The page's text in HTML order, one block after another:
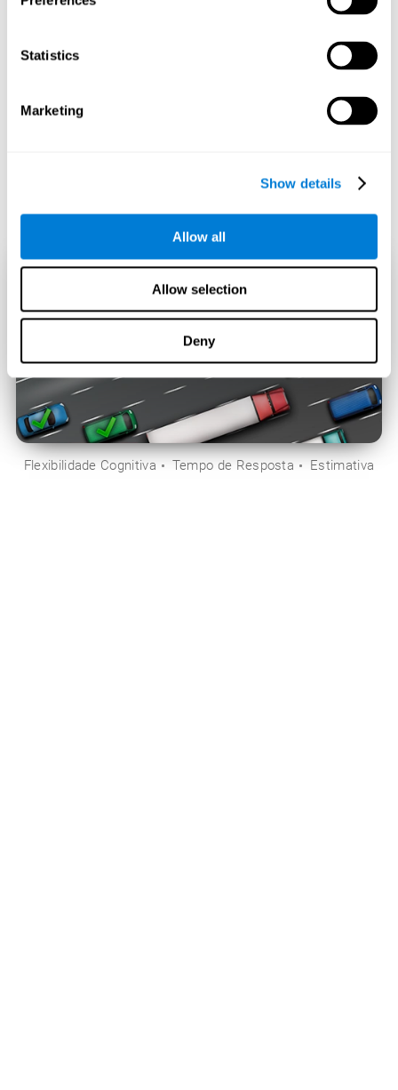
Statistics
Marketing
Show details
Allow all
Allow selection
Deny
Flexibilidade Cognitiva Tempo de Resposta Estimativa